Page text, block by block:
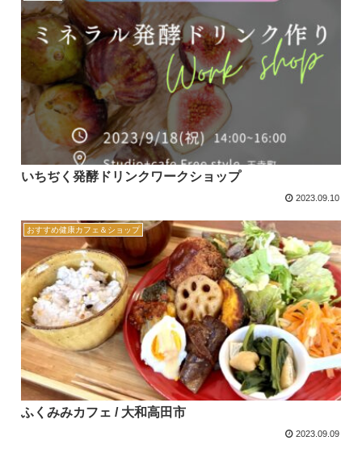
いちぢく発酵ドリンクワークショップ
2023.09.10
おすすめ健康カフェ＆ショップ
ふくみみカフェ / 大和高田市
2023.09.09